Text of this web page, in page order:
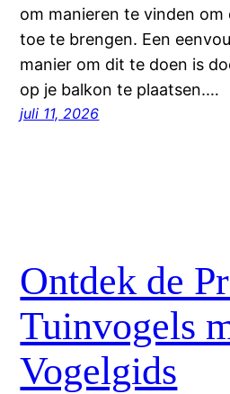
om manieren te vinden
toe te brengen. Een
manier om dit te doen is
op je balkon te plaatsen.…
juli 11, 2026
Ontdek de
Tuinvogels
Vogelgids